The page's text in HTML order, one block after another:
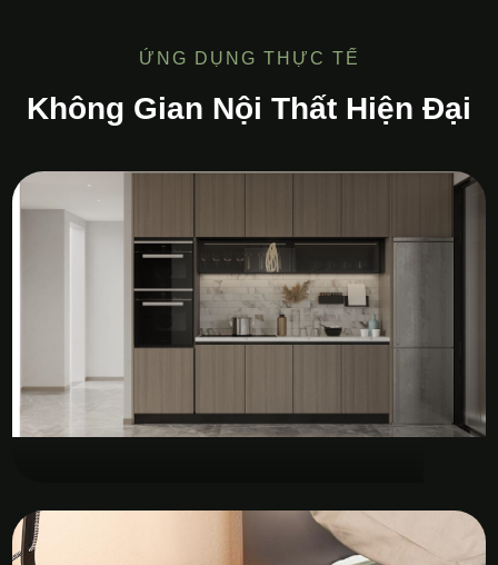
ỨNG DỤNG THỰC TẾ
Không Gian Nội Thất Hiện Đại